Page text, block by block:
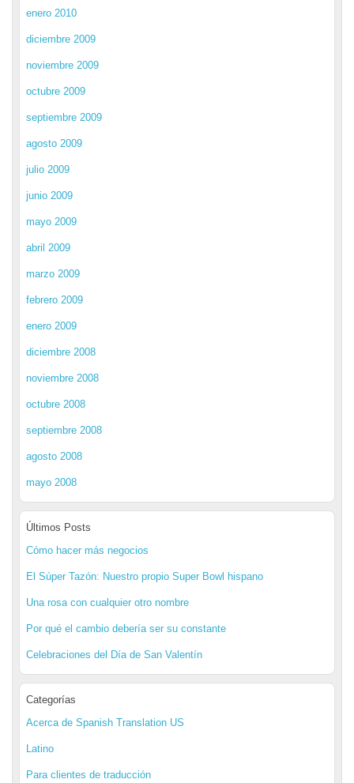
enero 2010
diciembre 2009
noviembre 2009
octubre 2009
septiembre 2009
agosto 2009
julio 2009
junio 2009
mayo 2009
abril 2009
marzo 2009
febrero 2009
enero 2009
diciembre 2008
noviembre 2008
octubre 2008
septiembre 2008
agosto 2008
mayo 2008
Últimos Posts
Cómo hacer más negocios
El Súper Tazón: Nuestro propio Super Bowl hispano
Una rosa con cualquier otro nombre
Por qué el cambio debería ser su constante
Celebraciones del Día de San Valentín
Categorías
Acerca de Spanish Translation US
Latino
Para clientes de traducción